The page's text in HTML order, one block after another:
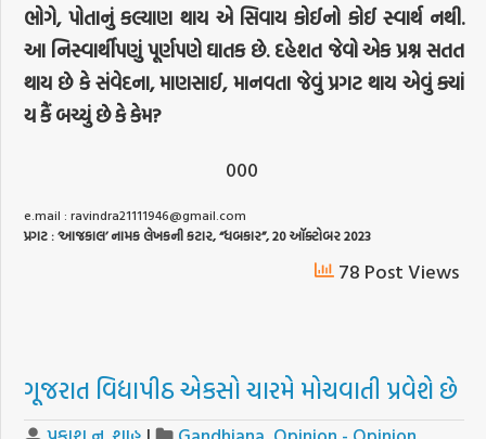
ભોગે, પોતાનું કલ્યાણ થાય એ સિવાય કોઈનો કોઈ સ્વાર્થ નથી.
આ નિસ્વાર્થીપણું પૂર્ણપણે ઘાતક છે. દહેશત જેવો એક પ્રશ્ન સતત
થાય છે કે સંવેદના, માણસાઈ, માનવતા જેવું પ્રગટ થાય એવું ક્યાં
ય કૈં બચ્યું છે કે કેમ?
000
e.mail :ravindra21111946@gmail.com
પ્રગટ : ‘આજકાલ’નામકલેખકનીકટાર, “ધબકાર”, 20ઑક્ટોબર2023
78 Post Views
ગૂજરાત વિદ્યાપીઠ એકસો ચારમે મોચવાતી પ્રવેશે છે